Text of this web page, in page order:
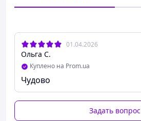
01.04.2026
Ольга С.
Куплено на Prom.ua
Чудово
Задать вопрос